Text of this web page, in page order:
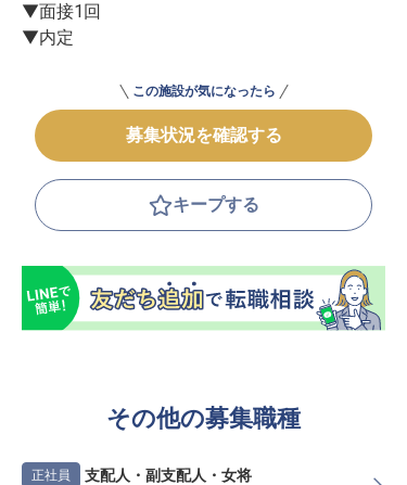
▼面接1回
▼内定
この施設が気になったら
募集状況を確認する
キープする
その他の募集職種
正社員 支配人・副支配人・女将